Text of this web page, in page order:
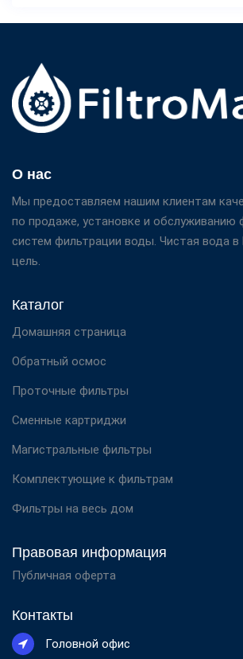
О нас
Мы предоставляем нашим клиентам
по продаже, установке и обслуживанию
систем фильтрации воды. Чистая вода
цель.
Каталог
Домашняя страница
Обратный осмос
Проточные фильтры
Сменные картриджи
Магистральные фильтры
Комплектующие к фильтрам
Фильтры на весь дом
Правовая информация
Публичная оферта
Контакты
Головной офис